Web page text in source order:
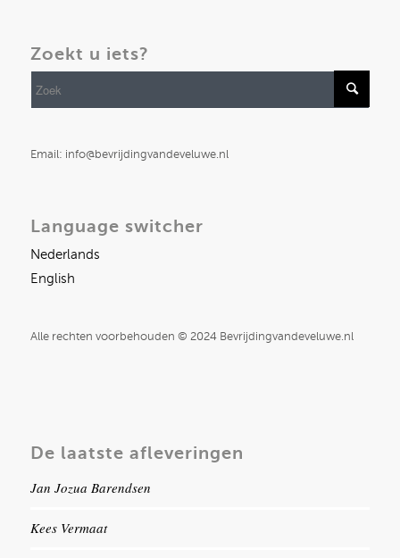
Zoekt u iets?
Email: info@bevrijdingvandeveluwe.nl
Language switcher
Nederlands
English
Alle rechten voorbehouden © 2024 Bevrijdingvandeveluwe.nl
De laatste afleveringen
Jan Jozua Barendsen
Kees Vermaat